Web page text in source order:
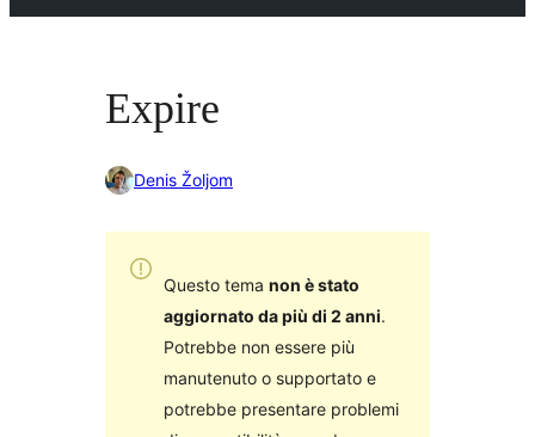
Expire
Denis Žoljom
Questo tema non è stato
aggiornato da più di 2 anni.
Potrebbe non essere più
manutenuto o supportato e
potrebbe presentare problemi